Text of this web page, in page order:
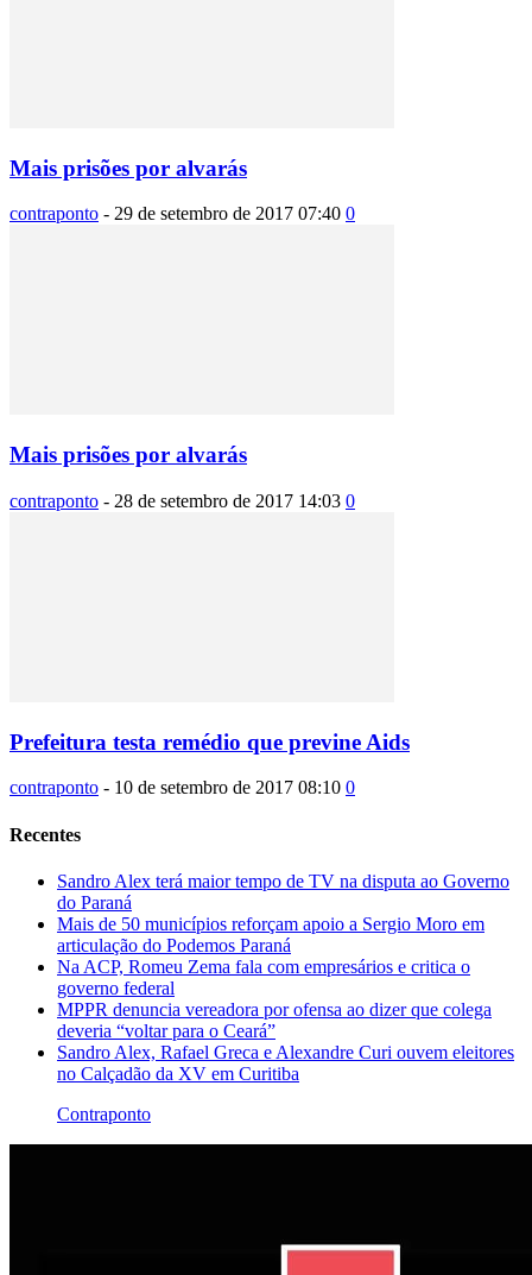
Mais prisões por alvarás
contraponto - 29 de setembro de 2017 07:40 0
Mais prisões por alvarás
contraponto - 28 de setembro de 2017 14:03 0
Prefeitura testa remédio que previne Aids
contraponto - 10 de setembro de 2017 08:10 0
Recentes
Sandro Alex terá maior tempo de TV na disputa ao Governo
do Paraná
Mais de 50 municípios reforçam apoio a Sergio Moro em
articulação do Podemos Paraná
Na ACP, Romeu Zema fala com empresários e critica o
governo federal
MPPR denuncia vereadora por ofensa ao dizer que colega
deveria “voltar para o Ceará”
Sandro Alex, Rafael Greca e Alexandre Curi ouvem eleitores
no Calçadão da XV em Curitiba
Contraponto